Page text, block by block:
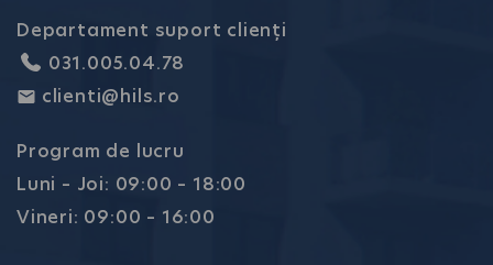
Departament suport clienți
031.005.04.78
clienti@hils.ro
Program de lucru
Luni – Joi: 09:00 – 18:00
Vineri: 09:00 – 16:00